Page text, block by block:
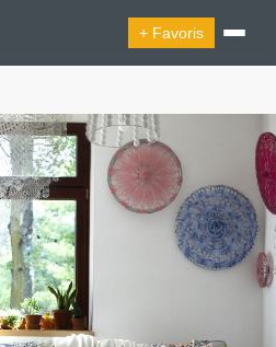
+ Favoris
ℹ︎ À propos
Decoration Noël
Photos
La Semaine Décoration Et Design
Suédois